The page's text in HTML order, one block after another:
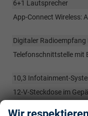
6+1 Lautsprecher
App-Connect Wireless:
Digitaler Radioempfang
Telefonschnittstelle mit
10,3 Infotainment-
12-V-Steckdose im